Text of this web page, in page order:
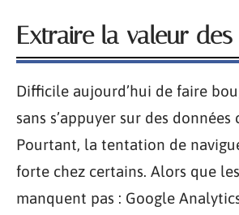
Extraire la valeur
Difficile aujourd’hui de faire
sans s’appuyer sur des données
Pourtant, la tentation de
forte chez certains. Alors que
manquent pas : Google